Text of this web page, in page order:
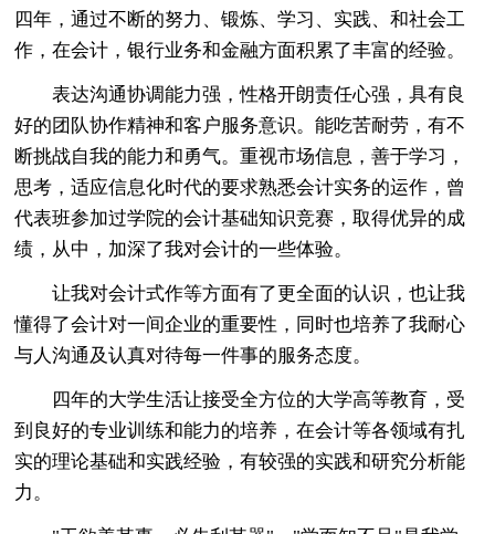
四年，通过不断的努力、锻炼、学习、实践、和社会工
作，在会计，银行业务和金融方面积累了丰富的经验。
表达沟通协调能力强，性格开朗责任心强，具有良
好的团队协作精神和客户服务意识。能吃苦耐劳，有不
断挑战自我的能力和勇气。重视市场信息，善于学习，
思考，适应信息化时代的要求熟悉会计实务的运作，曾
代表班参加过学院的会计基础知识竞赛，取得优异的成
绩，从中，加深了我对会计的一些体验。
让我对会计式作等方面有了更全面的认识，也让我
懂得了会计对一间企业的重要性，同时也培养了我耐心
与人沟通及认真对待每一件事的服务态度。
四年的大学生活让接受全方位的大学高等教育，受
到良好的专业训练和能力的培养，在会计等各领域有扎
实的理论基础和实践经验，有较强的实践和研究分析能
力。